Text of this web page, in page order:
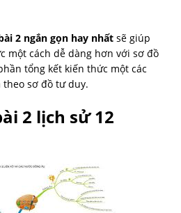
2 ngắn gọn hay nhất sẽ giúp
một cách dễ dàng hơn với sơ đồ
tổng kết kiến thức một các
theo sơ đồ tư duy.
2 lịch sử 12